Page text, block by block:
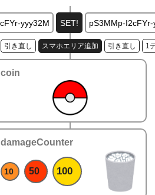
引き直し スマホエリア追加 引き直し 1
coin
damageCounter
10 50 100